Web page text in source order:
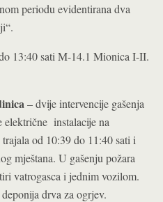
periodu evidentirana dva
13:40 sati M-14.1 Mionica I-II.
– dvije intervencije gašenja
električne instalacije na
od 10:39 do 11:40 sati i
mještana. U gašenju požara
vatrogasca i jednim vozilom.
drva za ogrjev.